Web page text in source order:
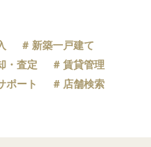
新築一戸建て
・査定
賃貸管理
ポート
店舗検索